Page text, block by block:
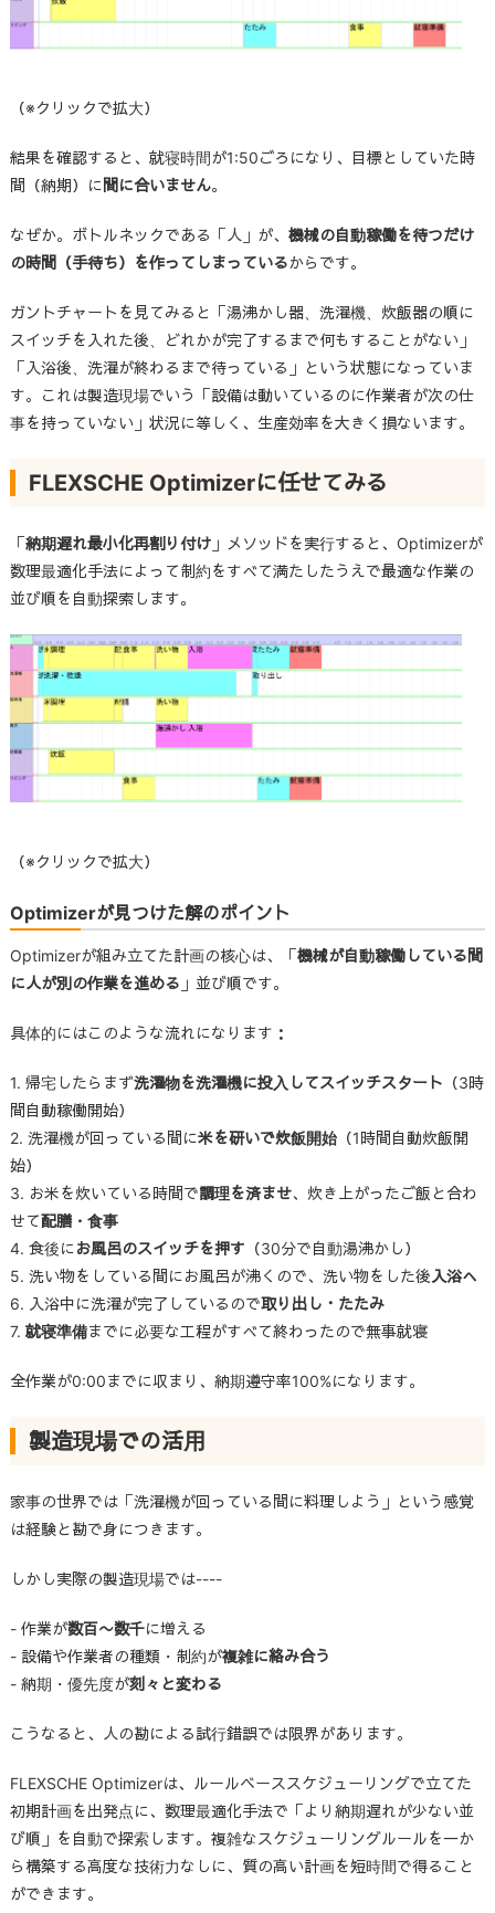
（※クリックで拡大）
結果を確認すると、就寝時間が1:50ごろになり、目標としていた時
間（納期）に間に合いません。
なぜか。ボトルネックである「人」が、 機械の自動稼働を待つだけ
の時間（手待ち）を作ってしまっているからです。
ガントチャートを見てみると「湯沸かし器、洗濯機、炊飯器の順に
スイッチを入れた後、どれかが完了するまで何もすることがない」
「入浴後、洗濯が終わるまで待っている」という状態になっていま
す。これは製造現場でいう「設備は動いているのに作業者が次の仕
事を持っていない」状況に等しく、生産効率を大きく損ないます。
FLEXSCHE Optimizerに任せてみる
「納期遅れ最小化再割り付け」メソッドを実行すると、Optimizerが
数理最適化手法によって制約をすべて満たしたうえで最適な作業の
並び順を自動探索します。
（※クリックで拡大）
Optimizerが見つけた解のポイント
Optimizerが組み立てた計画の核心は、「機械が自動稼働している間
に人が別の作業を進める 」並び順です。
具体的にはこのような流れになります：
1. 帰宅したらまず洗濯物を洗濯機に投入してスイッチスタート （3時
間自動稼働開始）
2. 洗濯機が回っている間に米を研いで炊飯開始（1時間自動炊飯開
始）
3. お米を炊いている時間で調理を済ませ、炊き上がったご飯と合わ
せて配膳・食事
4. 食後にお風呂のスイッチを押す （30分で自動湯沸かし）
5. 洗い物をしている間にお風呂が沸くので、洗い物をした後入浴へ
6. 入浴中に洗濯が完了しているので取り出し・たたみ
7. 就寝準備までに必要な工程がすべて終わったので無事就寝
全作業が0:00までに収まり、納期遵守率100%になります。
製造現場での活用
家事の世界では「洗濯機が回っている間に料理しよう」という感覚
は経験と勘で身につきます。
しかし実際の製造現場では----
- 作業が数百〜数千に増える
- 設備や作業者の種類・制約が複雑に絡み合う
- 納期・優先度が刻々と変わる
こうなると、人の勘による試行錯誤では限界があります。
FLEXSCHEOptimizerは、ルールベーススケジューリングで立てた
初期計画を出発点に、数理最適化手法で「より納期遅れが少ない並
び順」を自動で探索します。複雑なスケジューリングルールを一か
ら構築する高度な技術力なしに、質の高い計画を短時間で得ること
ができます。